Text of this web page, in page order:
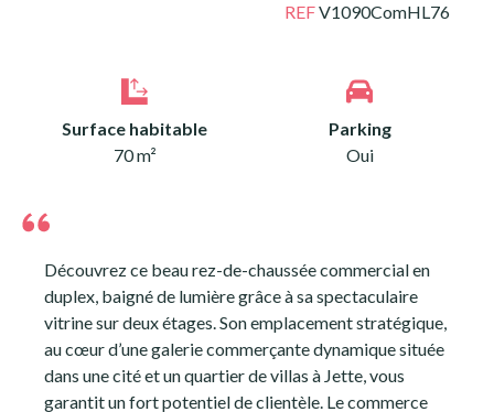
REFV1090ComHL76
Surface habitable
70 m²
Parking
Oui
Découvrez ce beau rez-de-chaussée commercial en
duplex, baigné de lumière grâce à sa spectaculaire
vitrine sur deux étages. Son emplacement stratégique,
au cœur d’une galerie commerçante dynamique située
dans une cité et un quartier de villas à Jette, vous
garantit un fort potentiel de clientèle. Le commerce